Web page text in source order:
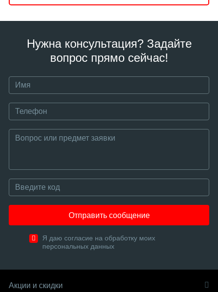
Нужна консультация? Задайте
вопрос прямо сейчас!
Отправить сообщение
Я даю согласие на обработку моих
персональных данных
Акции и скидки